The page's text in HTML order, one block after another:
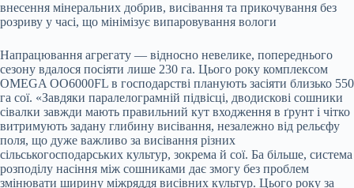
внесення мінеральних добрив, висівання та прикочування без
розриву у часі, що мінімізує випаровування вологи
Напрацювання агрегату — відносно невелике, попереднього
сезону вдалося посіяти лише 230 га. Цього року комплексом
OMEGA OO6000FL в господарстві планують засіяти близько 550
га сої. «Завдяки паралелограмній підвісці, дводискові сошники
сівалки завжди мають правильний кут входження в ґрунт і чітко
витримують задану глибину висівання, незалежно від рельєфу
поля, що дуже важливо за висівання різних
сільськогосподарських культур, зокрема й сої. Ба більше, система
розподілу насіння між сошниками дає змогу без проблем
змінювати ширину міжряддя висівних культур. Цього року за